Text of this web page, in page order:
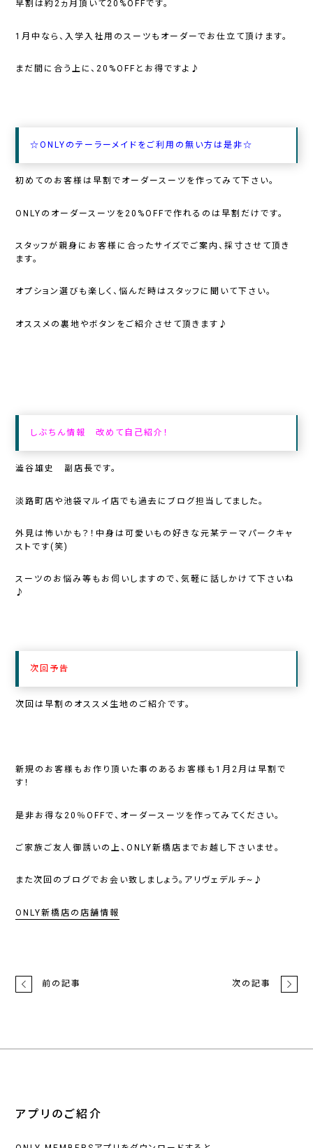
早割は約2ヵ月頂いて20%OFFです。
1月中なら、入学入社用のスーツもオーダーでお仕立て頂けます。
まだ間に合う上に、20%OFFとお得ですよ♪
☆ONLYのテーラーメイドをご利用の無い方は是非☆
初めてのお客様は早割でオーダースーツを作ってみて下さい。
ONLYのオーダースーツを20%OFFで作れるのは早割だけです。
スタッフが親身にお客様に合ったサイズでご案内、採寸させて頂き
ます。
オプション選びも楽しく、悩んだ時はスタッフに聞いて下さい。
オススメの裏地やボタンをご紹介させて頂きます♪
しぶちん情報 改めて自己紹介！
澁谷雄史 副店長です。
淡路町店や池袋マルイ店でも過去にブログ担当してました。
外見は怖いかも？！中身は可愛いもの好きな元某テーマパークキャ
ストです(笑)
スーツのお悩み等もお伺いしますので、気軽に話しかけて下さいね
♪
次回予告
次回は早割のオススメ生地のご紹介です。
新規のお客様もお作り頂いた事のあるお客様も1月2月は早割で
す！
是非お得な20％OFFで、オーダースーツを作ってみてください。
ご家族ご友人御誘いの上、ONLY新橋店までお越し下さいませ。
また次回のブログでお会い致しましょう。アリヴェデルチ~♪
ONLY新橋店の店舗情報
前の記事 次の記事
アプリのご紹介